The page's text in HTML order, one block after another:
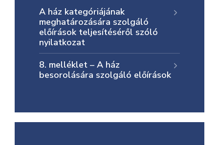
A ház kategóriájának
meghatározására szolgáló
előírások teljesítéséről szóló
nyilatkozat
8. melléklet – A ház
besorolására szolgáló előírások